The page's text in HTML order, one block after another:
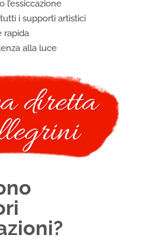
l’essiccazione
i supporti artistici
rapida
alla luce